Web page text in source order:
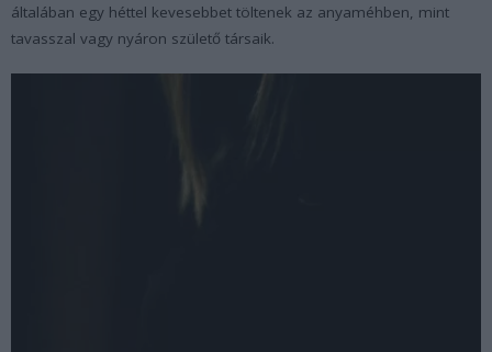
általában egy héttel kevesebbet töltenek az anyaméhben, mint
tavasszal vagy nyáron születő társaik.